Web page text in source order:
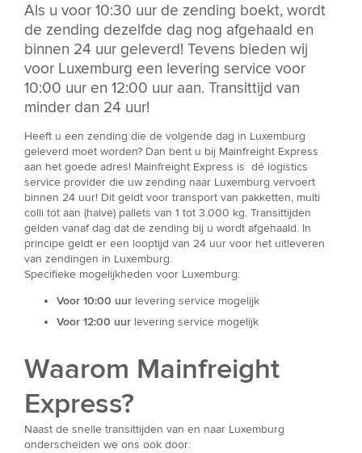
Als u voor 10:30 uur de zending boekt, wordt
de zending dezelfde dag nog afgehaald en
binnen 24 uur geleverd! Tevens bieden wij
voor Luxemburg een levering service voor
10:00 uur en 12:00 uur aan. Transittijd van
minder dan 24 uur!
Heeft u een zending die de volgende dag in Luxemburg
geleverd moet worden? Dan bent u bij Mainfreight Express
aan het goede adres! Mainfreight Express is dé logistics
service provider die uw zending naar Luxemburg vervoert
binnen 24 uur! Dit geldt voor transport van pakketten, multi
colli tot aan (halve) pallets van 1 tot 3.000 kg. Transittijden
gelden vanaf dag dat de zending bij u wordt afgehaald. In
principe geldt er een looptijd van 24 uur voor het uitleveren
van zendingen in Luxemburg.
Specifieke mogelijkheden voor Luxemburg:
Voor 10:00 uur levering service mogelijk
Voor 12:00 uur levering service mogelijk
Waarom Mainfreight
Express?
Naast de snelle transittijden van en naar Luxemburg
onderscheiden we ons ook door: